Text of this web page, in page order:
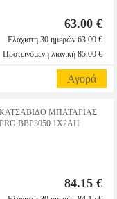
63.00 €
Ελάχιστη 30 ημερών 63.00 €
Προτεινόμενη λιανική 85.00 €
Αγορά
ΜΠΑΤΑΡΙΑΣ
BBP3050 1X2AH
84.15 €